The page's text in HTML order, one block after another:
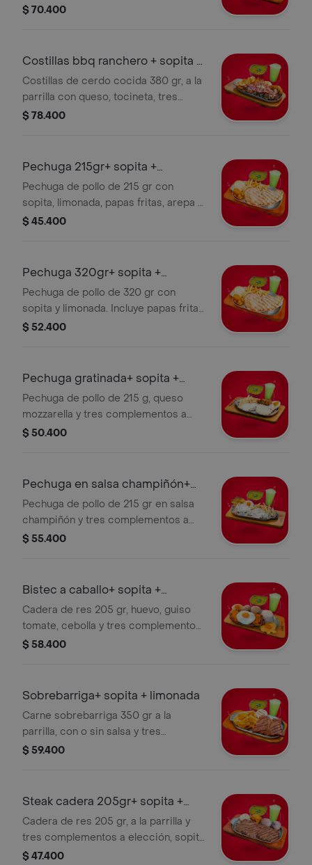
complementos a elección, sopita y
$ 70.400
Costillas bbq ranchero + sopita +
limon
Costillas de cerdo cocida 380 gr, a la
parrilla con queso, tocineta, tres
complementos a elección, sopita y
$ 78.400
Pechuga 215gr+ sopita +
limonada
Pechuga de pollo de 215 gr con
sopita, limonada, papas fritas, arepa y
plátano maduro.
$ 45.400
Pechuga 320gr+ sopita +
limonada
Pechuga de pollo de 320 gr con
sopita y limonada. Incluye papas fritas,
arepa y plátano maduro.
$ 52.400
Pechuga gratinada+ sopita +
limonada
Pechuga de pollo de 215 g, queso
mozzarella y tres complementos a
elección, sopita y limonada.
$ 50.400
Pechuga en salsa champiñón+
sopi+ limo
Pechuga de pollo de 215 gr en salsa
champiñón y tres complementos a
elección ,sopita y limonada.
$ 55.400
Bistec a caballo+ sopita +
limonada
Cadera de res 205 gr, huevo, guiso
tomate, cebolla y tres complementos
a elección, sopita y limonada.
$ 58.400
Sobrebarriga+ sopita + limonada
Carne sobrebarriga 350 gr a la
parrilla, con o sin salsa y tres
complementos a elección ,sopita y
$ 59.400
Steak cadera 205gr+ sopita +
limonada
Cadera de res 205 gr, a la parrilla y
tres complementos a elección, sopita
y limonada.
$ 47.400